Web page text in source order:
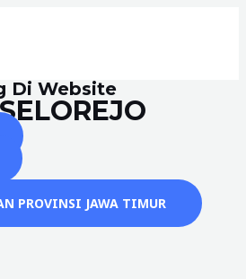
Di Website
PROVINSI JAWA TIMUR